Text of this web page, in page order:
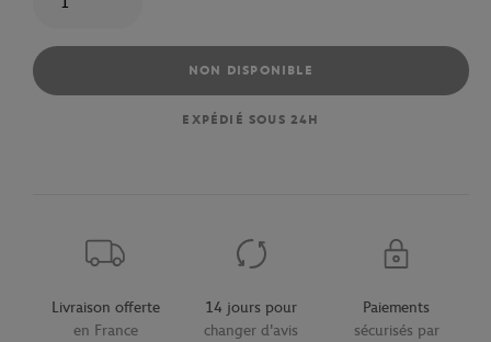
NON DISPONIBLE
EXPÉDIÉ SOUS 24H
Livraison offerte
en France
14 jours pour
changer d'avis
Paiements
sécurisés par